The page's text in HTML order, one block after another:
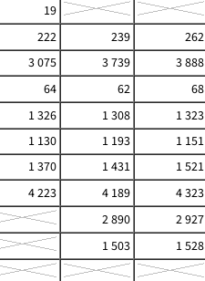
19
222 239 262
3 075 3 739 3 888
64 62 68
1 326 1 308 1 323
1 130 1 193 1 151
1 370 1 431 1 521
4 223 4 189 4 323
2 890 2 927
1 503 1 528